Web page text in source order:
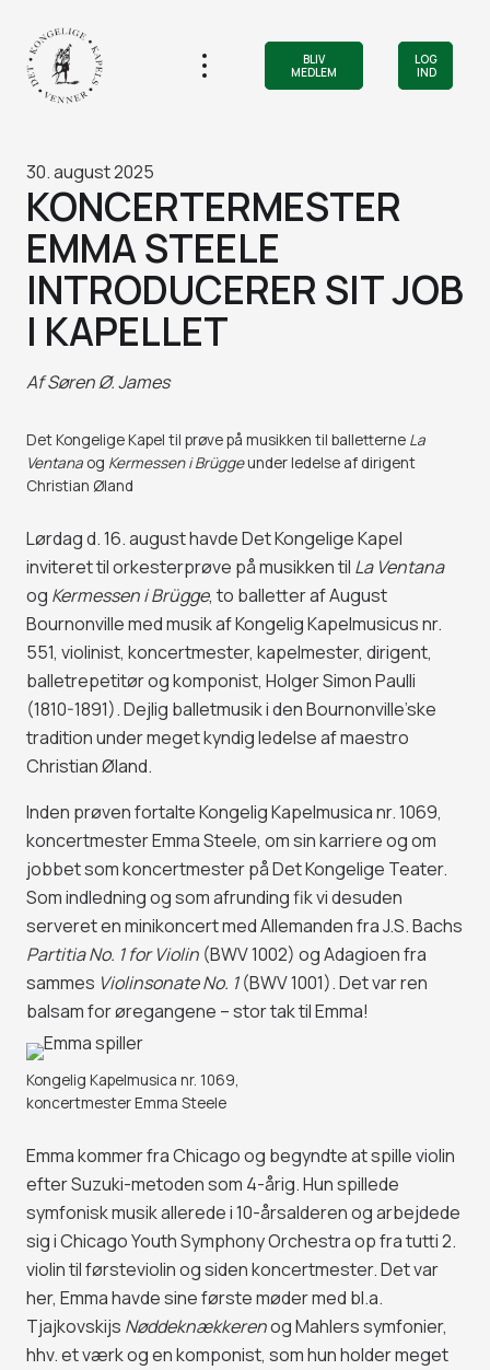
BLIV
MEDLEM
LOG
IND
30. august 2025
KONCERTERMESTER
EMMA STEELE
INTRODUCERER SIT JOB
I KAPELLET
AfSøren Ø. James
Det Kongelige Kapel til prøve på musikken til balletterne La
Ventana og Kermessen i Brüggeunder ledelse af dirigent
Christian Øland
Lørdag d. 16. august havde Det Kongelige Kapel
inviteret til orkesterprøve på musikken til La Ventana
og Kermessen i Brügge, to balletter af August
Bournonville med musik af Kongelig Kapelmusicus nr.
551, violinist, koncertmester, kapelmester, dirigent,
balletrepetitør og komponist, Holger Simon Paulli
(1810-1891). Dejlig balletmusik i den Bournonville’ske
tradition under meget kyndig ledelse af maestro
Christian Øland.
Inden prøven fortalte Kongelig Kapelmusica nr. 1069,
koncertmester Emma Steele, om sin karriere og om
jobbet som koncertmester på Det Kongelige Teater.
Som indledning og som afrunding fik vi desuden
serveret en minikoncert med Allemanden fra J.S. Bachs
Partitia No. 1 for Violin (BWV 1002) og Adagioen fra
sammes Violinsonate No. 1(BWV 1001). Det var ren
balsam for øregangene – stor tak til Emma!
Kongelig Kapelmusica nr. 1069,
koncertmester Emma Steele
Emma kommer fra Chicago og begyndte at spille violin
efter Suzuki-metoden som 4-årig. Hun spillede
symfonisk musik allerede i 10-årsalderen og arbejdede
sig i Chicago Youth Symphony Orchestra op fra tutti 2.
violin til førsteviolin og siden koncertmester. Det var
her, Emma havde sine første møder med bl.a.
Tjajkovskijs Nøddeknækkerenog Mahlers symfonier,
hhv. et værk og en komponist, som hun holder meget